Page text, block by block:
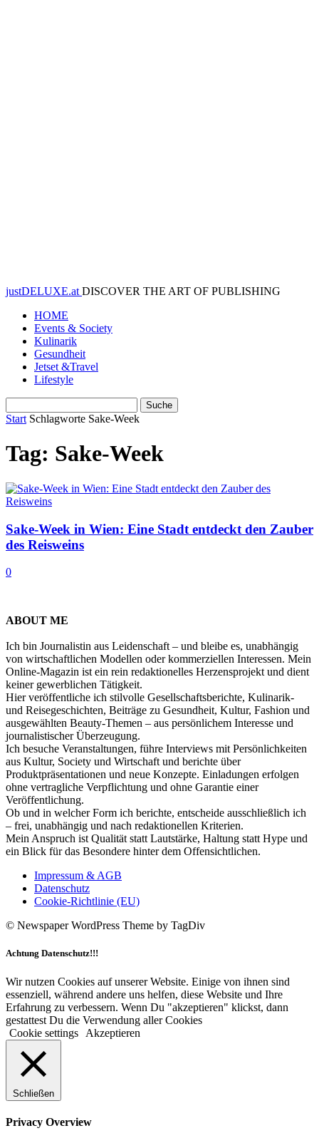
justDELUXE.at DISCOVER THE ART OF PUBLISHING
HOME
Events & Society
Kulinarik
Gesundheit
Jetset &Travel
Lifestyle
Start Schlagworte Sake-Week
Tag: Sake-Week
Sake-Week in Wien: Eine Stadt entdeckt den Zauber
des Reisweins
0
ABOUT ME
Ich bin Journalistin aus Leidenschaft – und bleibe es, unabhängig
von wirtschaftlichen Modellen oder kommerziellen Interessen. Mein
Online-Magazin ist ein rein redaktionelles Herzensprojekt und dient
keiner gewerblichen Tätigkeit.
Hier veröffentliche ich stilvolle Gesellschaftsberichte, Kulinarik-
und Reisegeschichten, Beiträge zu Gesundheit, Kultur, Fashion und
ausgewählten Beauty-Themen – aus persönlichem Interesse und
journalistischer Überzeugung.
Ich besuche Veranstaltungen, führe Interviews mit Persönlichkeiten
aus Kultur, Society und Wirtschaft und berichte über
Produktpräsentationen und neue Konzepte. Einladungen erfolgen
ohne vertragliche Verpflichtung und ohne Garantie einer
Veröffentlichung.
Ob und in welcher Form ich berichte, entscheide ausschließlich ich
– frei, unabhängig und nach redaktionellen Kriterien.
Mein Anspruch ist Qualität statt Lautstärke, Haltung statt Hype und
ein Blick für das Besondere hinter dem Offensichtlichen.
Impressum & AGB
Datenschutz
Cookie-Richtlinie (EU)
© Newspaper WordPress Theme by TagDiv
Achtung Datenschutz!!!
Wir nutzen Cookies auf unserer Website. Einige von ihnen sind
essenziell, während andere uns helfen, diese Website und Ihre
Erfahrung zu verbessern. Wenn Du "akzeptieren" klickst, dann
gestattest Du die Verwendung aller Cookies
Cookie settings
Akzeptieren
Schließen
Privacy Overview